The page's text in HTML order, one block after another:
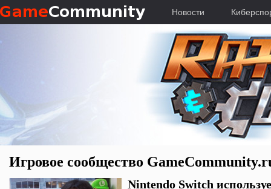
Новости
Игровое сообщество
Nintendo Switch